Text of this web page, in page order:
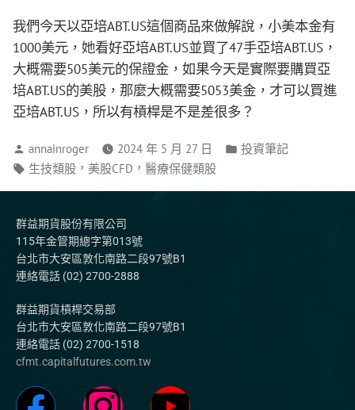
我們今天以亞培ABT.US這個商品來做解說，小美本金有
1000美元，她看好亞培ABT.US並買了47手亞培ABT.US，
大概需要505美元的保證金，如果今天是實際要購買亞
培ABT.US的美股，那麼大概需要5053美金，才可以買進
亞培ABT.US，所以有槓桿是不是差很多？
annainroger 2024 年 5 月 27 日
投資筆記
生技類股 ， 美股CFD ， 醫療保健類股
群益期貨股份有限公司
115年金管期總字第013號
台北市大安區敦化南路二段97號B1
連絡電話 (02) 2700-2888
群益期貨槓桿交易部
台北市大安區敦化南路二段97號B1
連絡電話 (02) 2700-1518
cfmt.capitalfutures.com.tw